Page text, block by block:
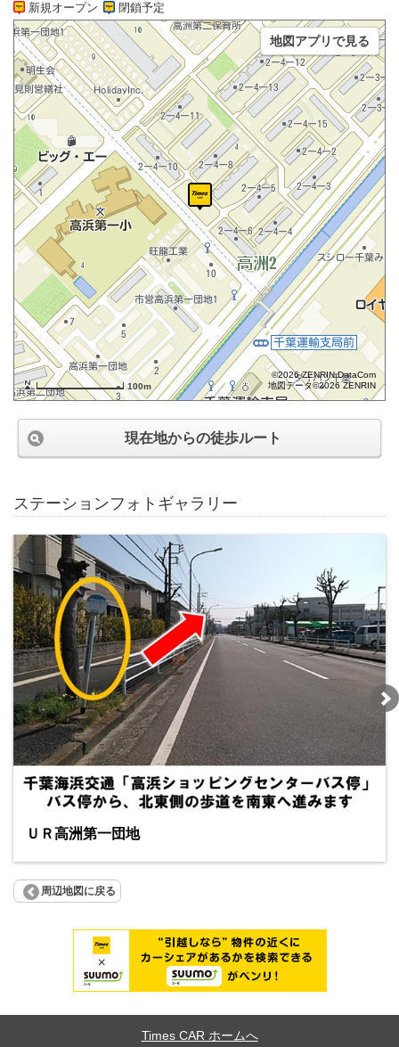
新規オープン 閉鎖予定
100m
©2026 ZENRIN DataCom
地図データ©2026 ZENRIN
地図アプリで見る
現在地からの徒歩ルート
ステーションフォトギャラリー
ＵＲ高洲第一団地
周辺地図に戻る
Times CAR ホームへ